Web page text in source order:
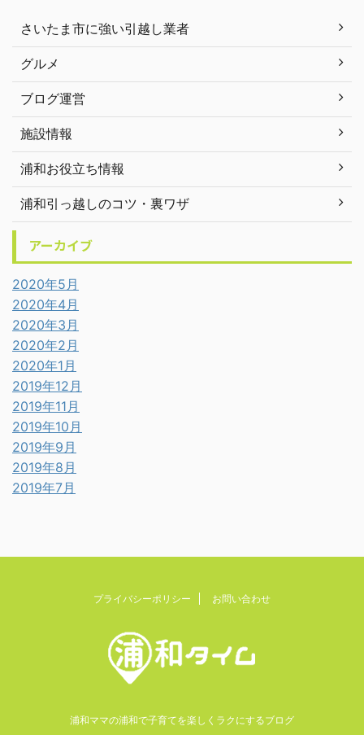
さいたま市に強い引越し業者
グルメ
ブログ運営
施設情報
浦和お役立ち情報
浦和引っ越しのコツ・裏ワザ
アーカイブ
2020年5月
2020年4月
2020年3月
2020年2月
2020年1月
2019年12月
2019年11月
2019年10月
2019年9月
2019年8月
2019年7月
プライバシーポリシー お問い合わせ
浦和ママの浦和で子育てを楽しくラクにするブログ